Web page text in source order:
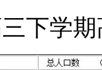
下学